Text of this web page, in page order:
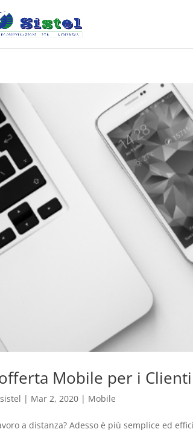
Mobile per i
sistel | Mar 2, 2020 | Mobile
a distanza? Adesso è più semplice ed